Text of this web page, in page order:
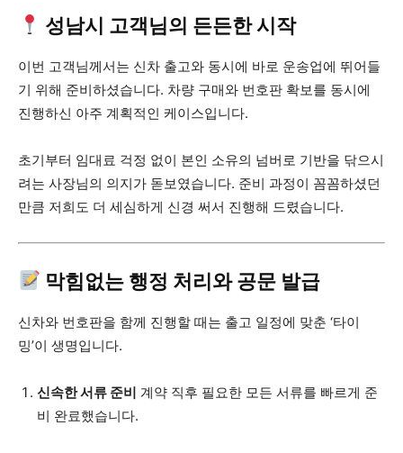
성남시 고객님의 든든한 시작
이번 고객님께서는 신차 출고와 동시에 바로 운송업에 뛰어들
기 위해 준비하셨습니다. 차량 구매와 번호판 확보를 동시에
진행하신 아주 계획적인 케이스입니다.
초기부터 임대료 걱정 없이 본인 소유의 넘버로 기반을 닦으시
려는 사장님의 의지가 돋보였습니다. 준비 과정이 꼼꼼하셨던
만큼 저희도 더 세심하게 신경 써서 진행해 드렸습니다.
막힘없는 행정 처리와 공문 발급
신차와 번호판을 함께 진행할 때는 출고 일정에 맞춘 ‘타이
밍’이 생명입니다.
신속한 서류 준비 계약 직후 필요한 모든 서류를 빠르게 준
비 완료했습니다.